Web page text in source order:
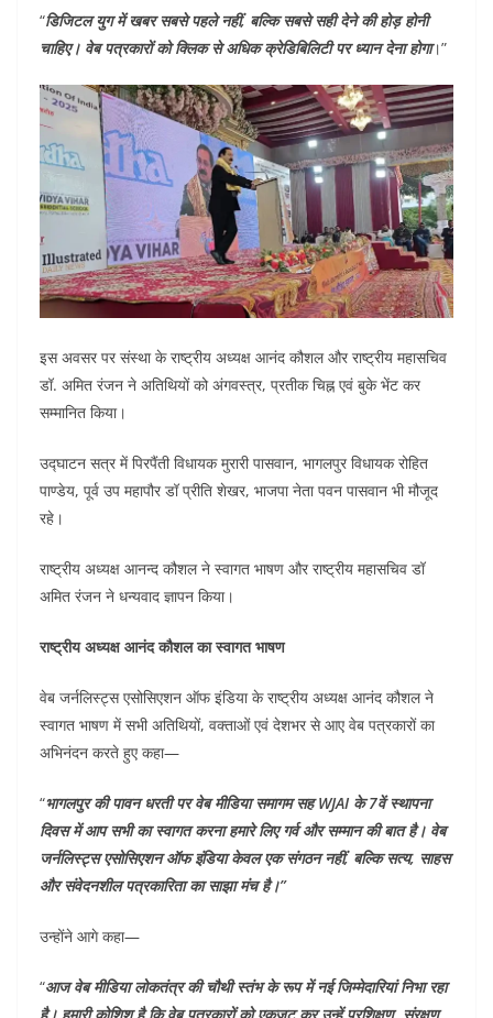
“डिजिटल युग में खबर सबसे पहले नहीं, बल्कि सबसे सही देने की होड़ होनी
चाहिए। वेब पत्रकारों को क्लिक से अधिक क्रेडिबिलिटी पर ध्यान देना होगा।”
इस अवसर पर संस्था के राष्ट्रीय अध्यक्ष आनंद कौशल और राष्ट्रीय महासचिव
डॉ. अमित रंजन ने अतिथियों को अंगवस्त्र, प्रतीक चिह्न एवं बुके भेंट कर
सम्मानित किया।
उद्घाटन सत्र में पिरपैंती विधायक मुरारी पासवान, भागलपुर विधायक रोहित
पाण्डेय, पूर्व उप महापौर डॉ प्रीति शेखर, भाजपा नेता पवन पासवान भी मौजूद
रहे।
राष्ट्रीय अध्यक्ष आनन्द कौशल ने स्वागत भाषण और राष्ट्रीय महासचिव डॉ
अमित रंजन ने धन्यवाद ज्ञापन किया।
राष्ट्रीय अध्यक्ष आनंद कौशल का स्वागत भाषण
वेब जर्नलिस्ट्स एसोसिएशन ऑफ इंडिया के राष्ट्रीय अध्यक्ष आनंद कौशल ने
स्वागत भाषण में सभी अतिथियों, वक्ताओं एवं देशभर से आए वेब पत्रकारों का
अभिनंदन करते हुए कहा—
“भागलपुर की पावन धरती पर वेब मीडिया समागम सह WJAI के 7वें स्थापना
दिवस में आप सभी का स्वागत करना हमारे लिए गर्व और सम्मान की बात है। वेब
जर्नलिस्ट्स एसोसिएशन ऑफ इंडिया केवल एक संगठन नहीं, बल्कि सत्य, साहस
और संवेदनशील पत्रकारिता का साझा मंच है।”
उन्होंने आगे कहा—
“आज वेब मीडिया लोकतंत्र की चौथी स्तंभ के रूप में नई जिम्मेदारियां निभा रहा